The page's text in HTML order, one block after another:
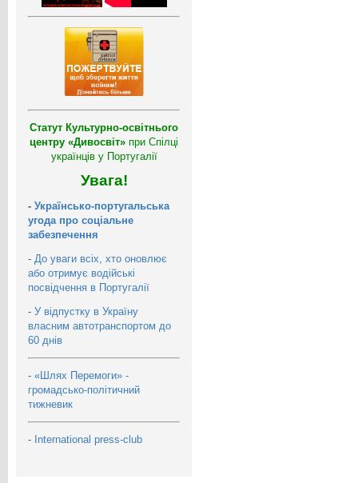
Статут Культурно-освітнього
центру «Дивосвіт» при Спілці
українців у Португалії
Увага!
- Українсько-португальська
угода про соціальне
забезпечення
- До уваги всіх, хто оновлює
або отримує водійські
посвідчення в Португалії
- У відпустку в Україну
власним автотранспортом до
60 днів
- «Шлях Перемоги» -
громадсько-політичний
тижневик
- International press-club